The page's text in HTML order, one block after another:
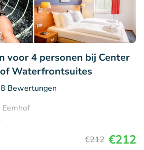
voor 4 personen bij Center
Waterfrontsuites
Bewertungen
Eemhof
€212 €212